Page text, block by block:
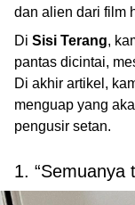
dan alien dari film
Di Sisi Terang,
pantas dicintai,
Di akhir artikel,
menguap yang
pengusir setan.
1. “Semuanya